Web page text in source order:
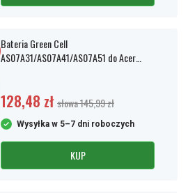
Bateria Green Cell
AS07A31/AS07A41/AS07A51 do Acer
128,48 zł słowa 145,99 zł
Wysyłka w 5–7 dni roboczych
KUP